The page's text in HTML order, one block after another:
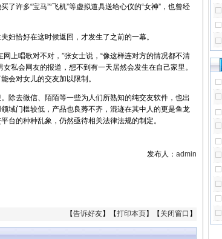
许多“宝马”“飞机”等虚拟道具送给心仪的“女神”，也曾经
妇恰好在这时候返回，才发生了之前的一幕。
上唱歌对不对，”张女士说，“像这样连对方的情况都不清
私会网友的报道，想不到有一天居然会发生在自己家里。
会对女儿的交友加以限制。
除去微信、陌陌等一些为人们所熟知的纯交友软件，也出
域门槛较低，产品也良莠不齐，混迹在其中人的更是鱼龙
台的种种乱象，仍然亟待相关法律法规的制定。
发布人： admin
【告诉好友】【打印本页】【 关闭窗口 】